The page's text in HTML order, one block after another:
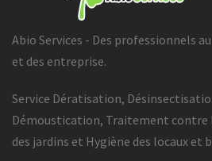
Abio Services - Des professionnels
et des entreprise.
Service Dératisation,
Démoustication, Traitement contre
des jardins et Hygiène des locaux et